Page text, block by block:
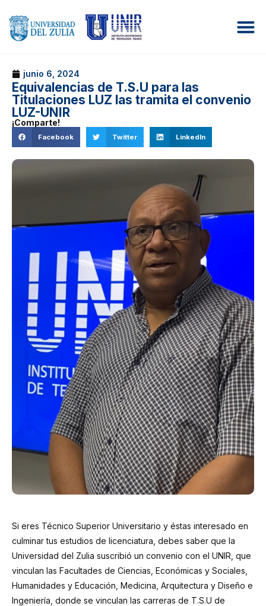
junio 6, 2024
Equivalencias de T.S.U para las
Titulaciones LUZ las tramita el convenio
LUZ-UNIR
¡Comparte!
Facebook Twitter LinkedIn
Si eres Técnico Superior Universitario y éstas interesado en
culminar tus estudios de licenciatura, debes saber que la
Universidad del Zulia suscribió un convenio con el UNIR, que
vinculan las Facultades de Ciencias, Económicas y Sociales,
Humanidades y Educación, Medicina, Arquitectura y Diseño e
Ingeniería, donde se vinculan las carreras de T.S.U de